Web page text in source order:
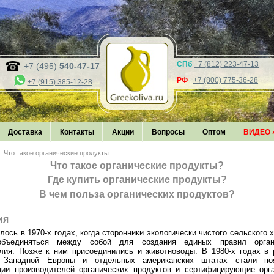
+7 (495) 540-47-17
+7 (915) 385-12-28
СПб +7 (812) 223-47-13
РФ +7 (800) 775-36-28
Доставка Контакты Акции Вопросы Оптом ВИДЕО
Что такое органические продукты
Что такое органические продукты?
Где купить органические продукты?
В чем польза органических продуктов?
в 1970-х годах, когда сторонники экологически чистого сельского
между собой для создания единых правил
Позже к ним присоединились и животноводы. В 1980-х годах в
Западной Европы и отдельных американских штатах стали
производителей органических продуктов и сертифицирующие